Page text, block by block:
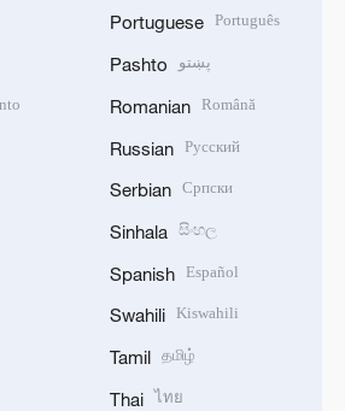
Portuguese Português
Pashto پښتو
Romanian Română
Russian Русский
Serbian Српски
Sinhala සිංහල
Spanish Español
Swahili Kiswahili
Tamil தமிழ்
Thai ไทย